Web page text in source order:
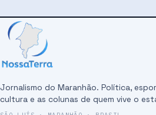
Jornalismo do Maranhão. Política,
cultura e as colunas de quem vive o